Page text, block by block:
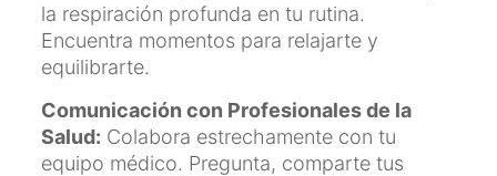
la respiración profunda en tu rutina.
Encuentra momentos para relajarte y
equilibrarte.
Comunicación con Profesionales de la
Salud: Colabora estrechamente con tu
equipo médico. Pregunta, comparte tus